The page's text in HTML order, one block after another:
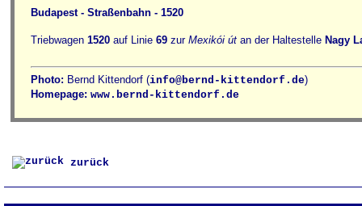
Budapest - Straßenbahn - 1520
Triebwagen 1520 auf Linie 69 zur Mexikói út an der Haltestelle Nagy
Photo: Bernd Kittendorf (info@bernd-kittendorf.de)
Homepage: www.bernd-kittendorf.de
zurück